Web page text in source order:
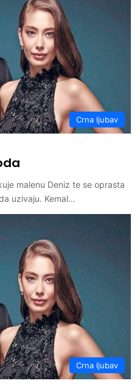
Crna ljubav
malenu Deniz te se oprasta
uzivaju. Kemal…
Crna ljubav